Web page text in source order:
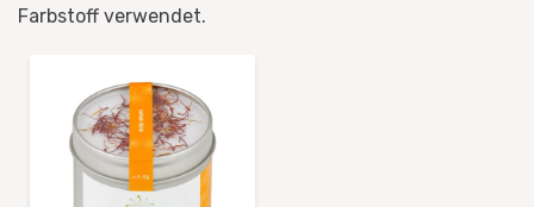
Farbstoff verwendet.